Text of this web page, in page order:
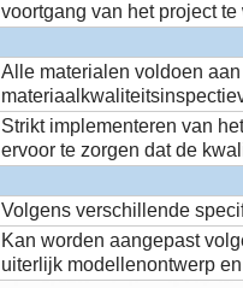
voortgang van het project te
Alle materialen voldoen
Strikt implementeren van
ervoor te zorgen dat de
Volgens verschillende
Kan worden aangepast
uiterlijk modellenontwerp